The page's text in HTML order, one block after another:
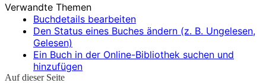
Verwandte Themen
Buchdetails bearbeiten
Den Status eines Buches ändern (z. B. Ungelesen,
Gelesen)
Ein Buch in der Online-Bibliothek suchen und
hinzufügen
Auf dieser Seite